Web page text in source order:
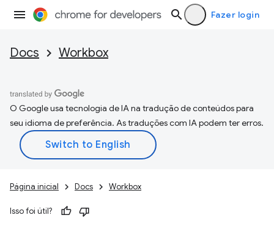
Fazer login
Docs Workbox
O Google usa tecnologia de IA na tradução de conteúdos para
seu idioma de preferência. As traduções com IA podem ter erros.
Página inicial Docs Workbox
Isso foi útil?